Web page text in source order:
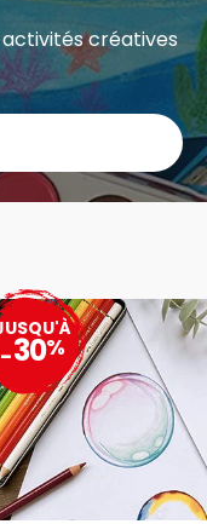
activités créatives
-30%